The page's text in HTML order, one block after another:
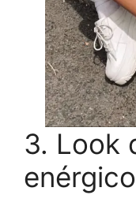
3. Look
enérgico